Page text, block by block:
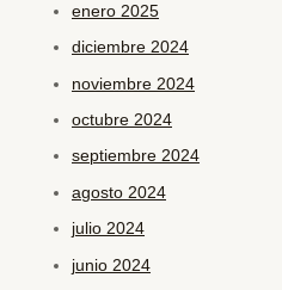
enero 2025
diciembre 2024
noviembre 2024
octubre 2024
septiembre 2024
agosto 2024
julio 2024
junio 2024